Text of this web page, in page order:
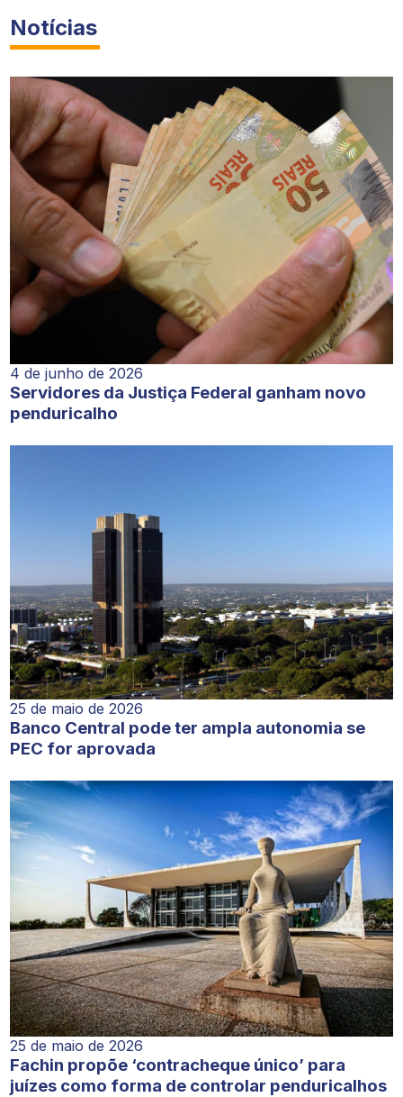
Notícias
4 de junho de 2026
Servidores da Justiça Federal ganham novo
penduricalho
25 de maio de 2026
Banco Central pode ter ampla autonomia se
PEC for aprovada
25 de maio de 2026
Fachin propõe ‘contracheque único’ para
juízes como forma de controlar penduricalhos